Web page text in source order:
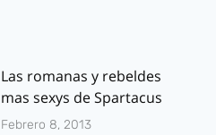
Las romanas y rebeldes
mas sexys de Spartacus
Febrero 8, 2013